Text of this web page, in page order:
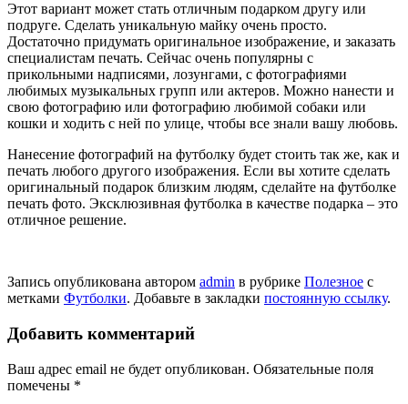
Этот вариант может стать отличным подарком другу или
подруге. Сделать уникальную майку очень просто.
Достаточно придумать оригинальное изображение, и заказать
специалистам печать. Сейчас очень популярны с
прикольными надписями, лозунгами, с фотографиями
любимых музыкальных групп или актеров. Можно нанести и
свою фотографию или фотографию любимой собаки или
кошки и ходить с ней по улице, чтобы все знали вашу любовь.
Нанесение фотографий на футболку будет стоить так же, как и
печать любого другого изображения. Если вы хотите сделать
оригинальный подарок близким людям, сделайте на футболке
печать фото. Эксклюзивная футболка в качестве подарка – это
отличное решение.
Запись опубликована автором admin в рубрике Полезное с
метками Футболки. Добавьте в закладки постоянную ссылку.
Добавить комментарий
Ваш адрес email не будет опубликован. Обязательные поля
помечены *